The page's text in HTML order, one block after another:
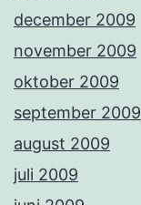
december 2009
november 2009
oktober 2009
september 2009
august 2009
juli 2009